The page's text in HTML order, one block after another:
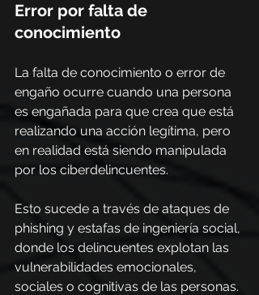
Error por falta de
conocimiento
La falta de conocimiento o error de
engaño ocurre cuando una persona
es engañada para que crea que está
realizando una acción legítima, pero
en realidad está siendo manipulada
por los ciberdelincuentes.
Esto sucede a través de ataques de
phishing y estafas de ingeniería social,
donde los delincuentes explotan las
vulnerabilidades emocionales,
sociales o cognitivas de las personas.